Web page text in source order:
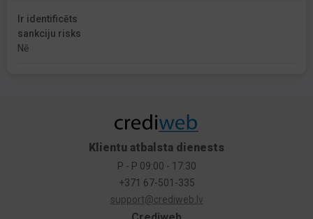
Ir identificēts
sankciju risks
Nē
Klientu atbalsta dienests
P - P 09:00 - 17:30
+371 67-501-335
support@crediweb.lv